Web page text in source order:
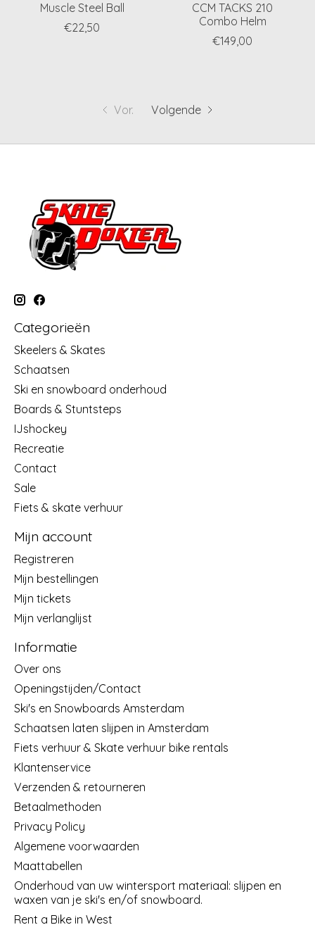
Muscle Steel Ball
€22,50
CCM TACKS 210
Combo Helm
€149,00
Vor. Volgende
Categorieën
Skeelers & Skates
Schaatsen
Ski en snowboard onderhoud
Boards & Stuntsteps
IJshockey
Recreatie
Contact
Sale
Fiets & skate verhuur
Mijn account
Registreren
Mijn bestellingen
Mijn tickets
Mijn verlanglijst
Informatie
Over ons
Openingstijden/Contact
Ski's en Snowboards Amsterdam
Schaatsen laten slijpen in Amsterdam
Fiets verhuur & Skate verhuur bike rentals
Klantenservice
Verzenden & retourneren
Betaalmethoden
Privacy Policy
Algemene voorwaarden
Maattabellen
Onderhoud van uw wintersport materiaal: slijpen en
waxen van je ski's en/of snowboard.
Rent a Bike in West